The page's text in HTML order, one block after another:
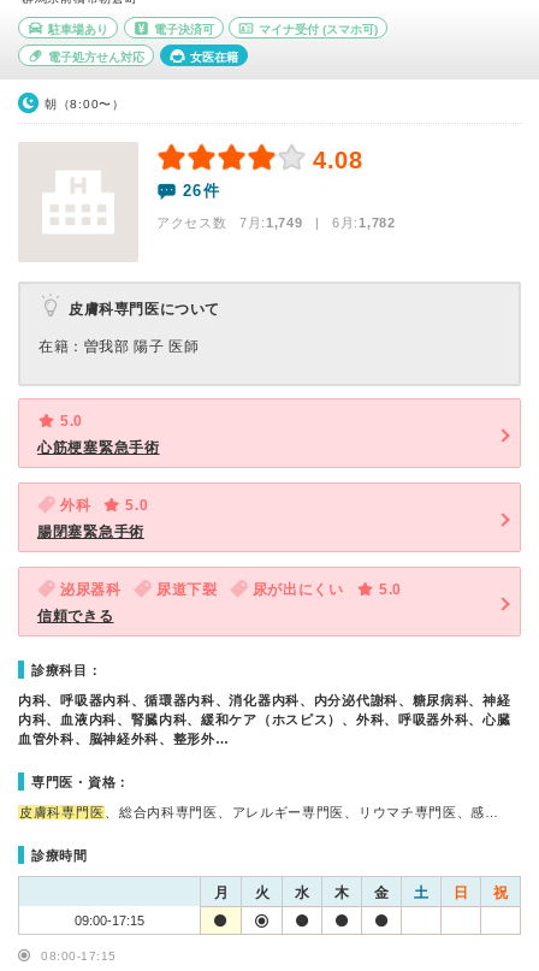
駐車場あり 電子決済可 マイナ受付 (スマホ可)
電子処方せん対応 女医在籍
朝（8:00〜）
4.08
26件
アクセス数 7月:1,749 | 6月:1,782
皮膚科専門医について
在籍：曽我部 陽子 医師
5.0
心筋梗塞緊急手術
外科
5.0
腸閉塞緊急手術
泌尿器科 尿道下裂 尿が出にくい
5.0
信頼できる
診療科目：
内科、呼吸器内科、循環器内科、消化器内科、内分泌代謝科、糖尿病科、神経
内科、血液内科、腎臓内科、緩和ケア（ホスピス）、外科、呼吸器外科、心臓
血管外科、脳神経外科、整形外…
専門医・資格：
皮膚科専門医 、総合内科専門医、アレルギー専門医、リウマチ専門医、感…
診療時間
月 火 水 木 金 土 日 祝
09:00-17:15
08:00-17:15